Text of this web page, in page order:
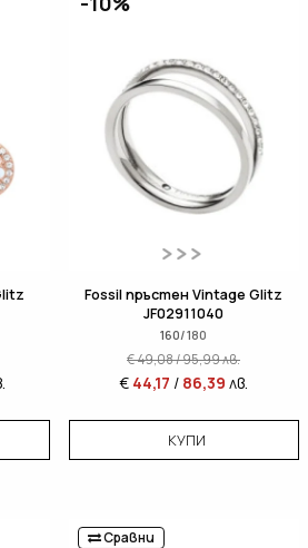
Fossil пръстен Vintage Glitz
JF02911040
160/180
€49,08/95,99лв.
€ 44,17 / 86,39 лв.
КУПИ
Сравни